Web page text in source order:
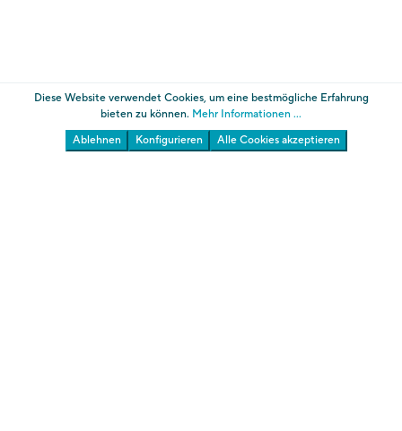
Diese Website verwendet Cookies, um eine bestmögliche Erfahrung
bieten zu können. Mehr Informationen ...
Ablehnen
Konfigurieren Alle Cookies akzeptieren